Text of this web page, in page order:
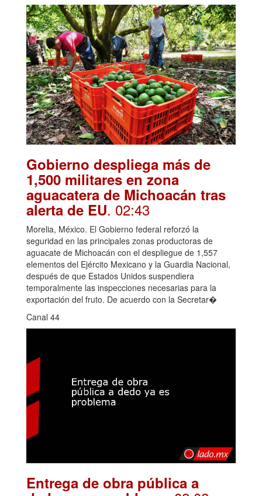
Gobierno despliega más de
1,500 militares en zona
aguacatera de Michoacán tras
alerta de EU. 02:43
Morelia, México. El Gobierno federal reforzó la
seguridad en las principales zonas productoras de
aguacate de Michoacán con el despliegue de 1,557
elementos del Ejército Mexicano y la Guardia Nacional,
después de que Estados Unidos suspendiera
temporalmente las inspecciones necesarias para la
exportación del fruto. De acuerdo con la Secretar�
Canal 44
Entrega de obra pública a